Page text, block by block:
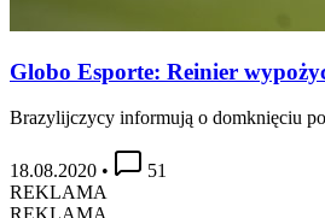
Globo Esporte: Reinier
Brazylijczycy informują o domknięciu
18.08.2020 •
51
REKLAMA